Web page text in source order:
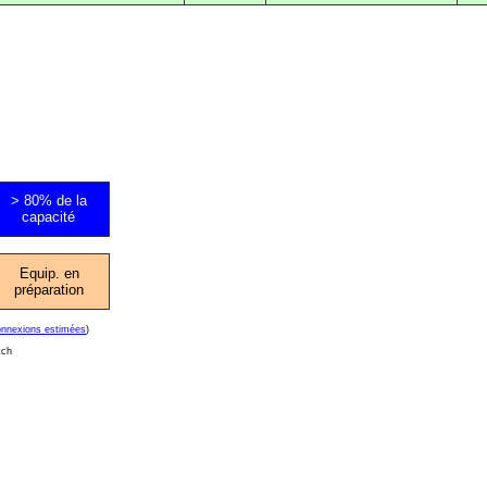
> 80% de la
capacité
Equip. en
préparation
estimées)